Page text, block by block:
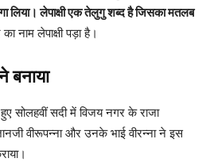
लेपाक्षी एक तेलुगु शब्द है जिसका मतलब
नाम लेपाक्षी पड़ा है।
बनाया
सोलहवीं सदी में विजय नगर के राजा
वीरूपन्ना और उनके भाई वीरन्ना ने इस